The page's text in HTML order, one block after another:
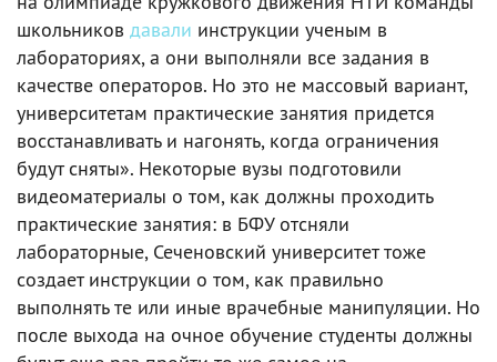
школьников давали инструкции ученым в
лабораториях, а они выполняли все задания в
качестве операторов. Но это не массовый вариант,
университетам практические занятия придется
восстанавливать и нагонять, когда ограничения
будут сняты». Некоторые вузы подготовили
видеоматериалы о том, как должны проходить
практические занятия: в БФУ отсняли
лабораторные, Сеченовский университет тоже
создает инструкции о том, как правильно
выполнять те или иные врачебные манипуляции. Но
после выхода на очное обучение студенты должны